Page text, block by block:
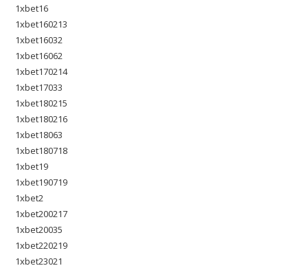
1xbet16
1xbet160213
1xbet16032
1xbet16062
1xbet170214
1xbet17033
1xbet180215
1xbet180216
1xbet18063
1xbet180718
1xbet19
1xbet190719
1xbet2
1xbet200217
1xbet20035
1xbet220219
1xbet23021